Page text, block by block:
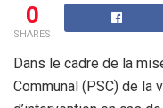
0
SHARES
Dans le cadre de la
Communal (PSC) de la